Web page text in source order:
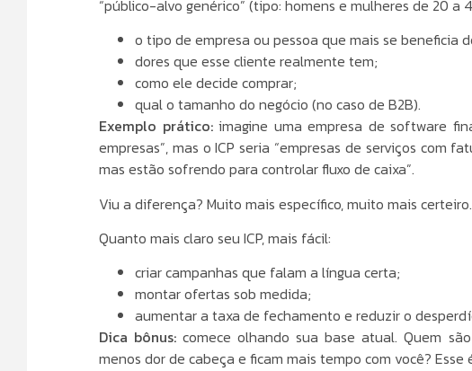
“público-alvo genérico” (tipo: homens e mulheres de 20 a
o tipo de empresa ou pessoa que mais se beneficia
dores que esse cliente realmente tem;
como ele decide comprar;
qual o tamanho do negócio (no caso de B2B).
Exemplo prático:imagine uma empresa de software
empresas”, mas o ICP seria “empresas de serviços com
mas estão sofrendo para controlar fluxo de caixa”.
Viu a diferença? Muito mais específico, muito mais certeiro.
Quanto mais claro seu ICP, mais fácil:
criar campanhas que falam a língua certa;
montar ofertas sob medida;
aumentar a taxa de fechamento e reduzir o
Dica bônus: comece olhando sua base atual. Quem
menos dor de cabeça e ficam mais tempo com você?